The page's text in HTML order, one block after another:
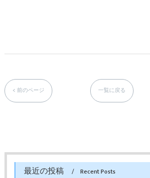
< 前のページ 一覧に戻る
最近の投稿 Recent Posts